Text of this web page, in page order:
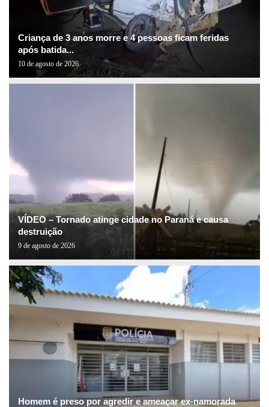
Criança de 3 anos morre e 4 pessoas ficam feridas
após batida...
10 de agosto de 2026
VÍDEO – Tornado atinge cidade no Paraná e causa
destruição
9 de agosto de 2026
Homem é preso por agredir e ameaçar ex-namorada